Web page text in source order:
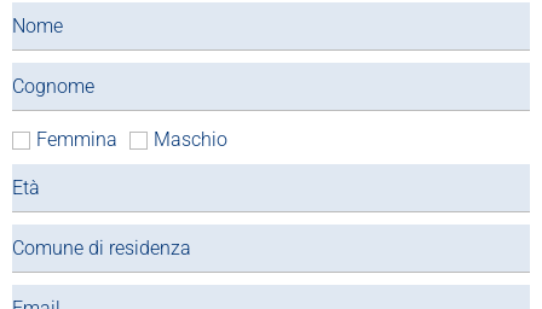
Femmina Maschio